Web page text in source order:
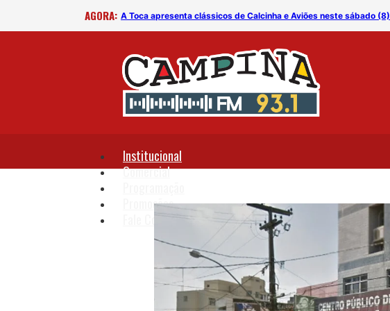
AGORA: A Toca apresenta clássicos de Calcinha e Aviões neste sábado (8)
Institucional
Comercial
Promoções